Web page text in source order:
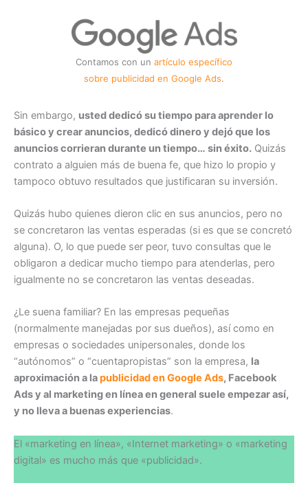
Contamos con un artículo específico
sobre publicidad en Google Ads.
Sin embargo, usted dedicó su tiempo para aprender lo
básico y crear anuncios, dedicó dinero y dejó que los
anuncios corrieran durante un tiempo… sin éxito. Quizás
contrato a alguien más de buena fe, que hizo lo propio y
tampoco obtuvo resultados que justificaran su inversión.
Quizás hubo quienes dieron clic en sus anuncios, pero no
se concretaron las ventas esperadas (si es que se concretó
alguna). O, lo que puede ser peor, tuvo consultas que le
obligaron a dedicar mucho tiempo para atenderlas, pero
igualmente no se concretaron las ventas deseadas.
¿Le suena familiar? En las empresas pequeñas
(normalmente manejadas por sus dueños), así como en
empresas o sociedades unipersonales, donde los
“autónomos” o “cuentapropistas” son la empresa, la
aproximación a lapublicidad en Google Ads, Facebook
Ads y al marketing en línea en general suele empezar así,
y no lleva a buenas experiencias.
El «marketing en línea», «Internet marketing» o «marketing
digital» es mucho más que «publicidad».